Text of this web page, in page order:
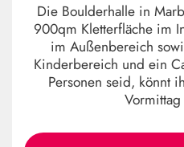
Die Boulderhalle in
900qm Kletterfläche im
im Außenbereich
Kinderbereich und ein
Personen seid, könnt